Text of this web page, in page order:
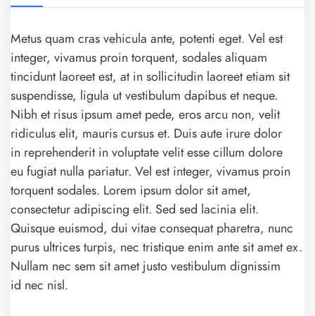
Metus quam cras vehicula ante, potenti eget. Vel est
integer, vivamus proin torquent, sodales aliquam
tincidunt laoreet est, at in sollicitudin laoreet etiam sit
suspendisse, ligula ut vestibulum dapibus et neque.
Nibh et risus ipsum amet pede, eros arcu non, velit
ridiculus elit, mauris cursus et. Duis aute irure dolor
in reprehenderit in voluptate velit esse cillum dolore
eu fugiat nulla pariatur. Vel est integer, vivamus proin
torquent sodales. Lorem ipsum dolor sit amet,
consectetur adipiscing elit. Sed sed lacinia elit.
Quisque euismod, dui vitae consequat pharetra, nunc
purus ultrices turpis, nec tristique enim ante sit amet ex.
Nullam nec sem sit amet justo vestibulum dignissim
id nec nisl.